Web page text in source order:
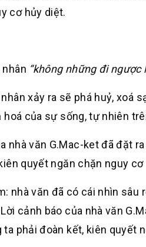
cơ hủy diệt.
“không những đi
xảy ra sẽ phá huỷ, xoá
của sự sống, tự nhiên
nhà văn G.Mac-ket đã đặt
quyết ngăn chặn nguy
nhà văn đã có cái nhìn
cảnh báo của nhà văn
ta phải đoàn kết, kiên quyết